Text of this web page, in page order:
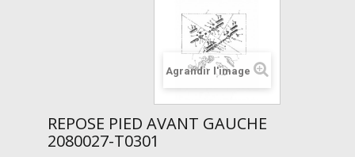
Agrandir l'image
REPOSE PIED AVANT GAUCHE
2080027-T0301